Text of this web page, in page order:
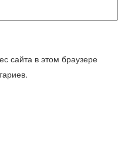
сайта в этом браузере